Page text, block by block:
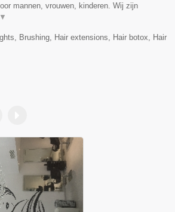
mannen, vrouwen, kinderen. Wij zijn
▼
Brushing, Hair extensions, Hair botox, Hair